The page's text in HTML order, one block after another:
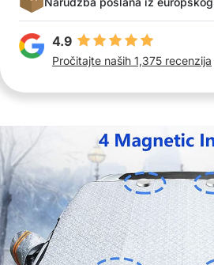
4.9
Pročitajte naših 1,375 recenzija